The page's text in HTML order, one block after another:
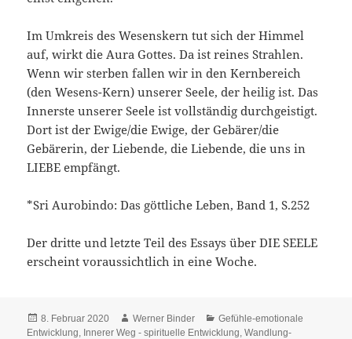
Im Umkreis des Wesenskern tut sich der Himmel
auf, wirkt die Aura Gottes. Da ist reines Strahlen.
Wenn wir sterben fallen wir in den Kernbereich
(den Wesens-Kern) unserer Seele, der heilig ist. Das
Innerste unserer Seele ist vollständig durchgeistigt.
Dort ist der Ewige/die Ewige, der Gebärer/die
Gebärerin, der Liebende, die Liebende, die uns in
LIEBE empfängt.
*Sri Aurobindo: Das göttliche Leben, Band 1, S.252
Der dritte und letzte Teil des Essays über DIE SEELE
erscheint voraussichtlich in eine Woche.
Veröffentlicht
am
8. Februar 2020 Autor
Werner Binder Kategorien
Gefühle-emotionale
Entwicklung Innerer Weg - spirituelle Entwicklung ,Wandlung-